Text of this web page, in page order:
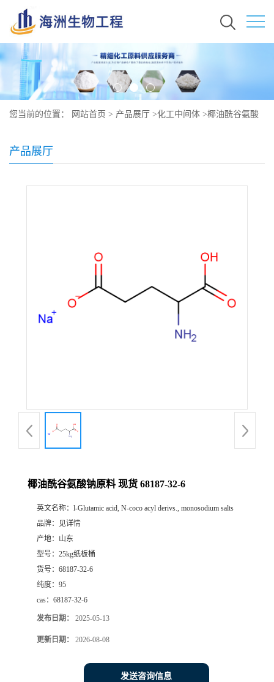
您当前的位置： 网站首页 > 产品展厅 >化工中间体 >椰油酰谷氨酸
产品展厅
椰油酰谷氨酸钠原料 现货 68187-32-6
英文名称： l-Glutamic acid, N-coco acyl derivs., monosodium salts
品牌：
见详情
产地： 山东
型号： 25kg纸板桶
货号： 68187-32-6
纯度： 95
cas： 68187-32-6
发布日期： 2025-05-13
更新日期： 2026-08-08
发送咨询信息